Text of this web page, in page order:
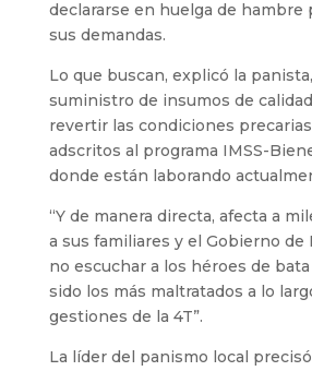
declararse en huelga de hambre
sus demandas.
Lo que buscan, explicó la
suministro de insumos de
revertir las condiciones
adscritos al programa IMSS-
donde están laborando
“Y de manera directa, afecta a
a sus familiares y el Gobierno de
no escuchar a los héroes de
sido los más maltratados a lo
gestiones de la 4T”.
La líder del panismo local